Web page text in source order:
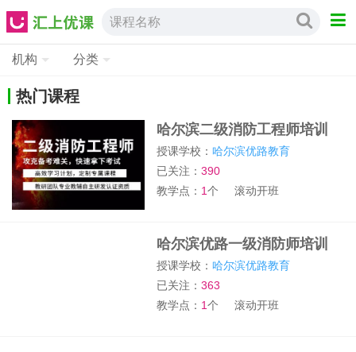
课程名称
机构 分类
热门课程
哈尔滨二级消防工程师培训
授课学校：哈尔滨优路教育
已关注：390
教学点： 1个 滚动开班
哈尔滨优路一级消防师培训
授课学校：哈尔滨优路教育
已关注：363
教学点： 1个 滚动开班